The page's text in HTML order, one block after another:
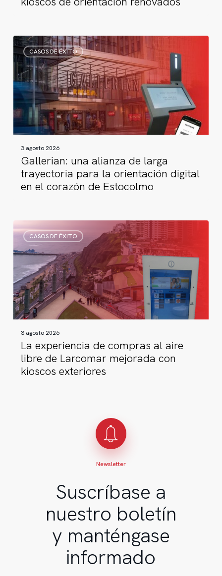
CASOS DE ÉXITO
Gallerian:
una
alianza
de
larga
trayectoria
para
la
digital
corazón
3 agosto 2026
Gallerian: una alianza de larga
trayectoria para la orientación digital
en el corazón de Estocolmo
CASOS DE ÉXITO
La
experiencia
de
compras
al
aire
libre
de
mejorada
con
kioscos
exteriores
3 agosto 2026
La experiencia de compras al aire
libre de Larcomar mejorada con
kioscos exteriores
Newsletter
Suscríbase a
nuestro boletín
y manténgase
informado